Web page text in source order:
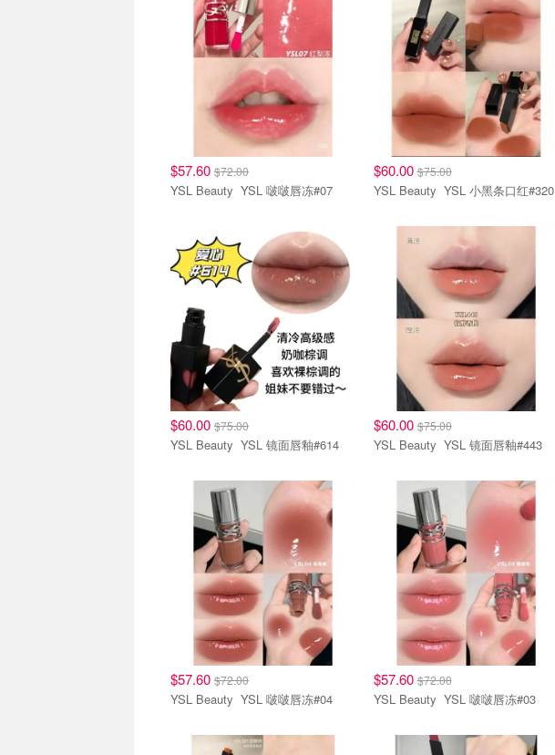
$57.60 $72.00
YSL Beauty YSL 啵啵唇冻#07
$60.00$75.00
YSL Beauty YSL 小黑条口红#320
$60.00 $75.00
YSL Beauty YSL 镜面唇釉#614
$60.00$75.00
YSL Beauty YSL 镜面唇釉#443
$57.60 $72.00
YSL Beauty YSL 啵啵唇冻#04
$57.60$72.00
YSL Beauty YSL 啵啵唇冻#03